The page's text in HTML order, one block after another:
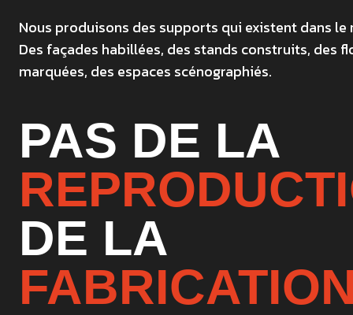
Nous produisons des supports qui existent dans le
Des façades habillées, des stands construits, des
marquées, des espaces scénographiés.
PAS DE LA
DE LA